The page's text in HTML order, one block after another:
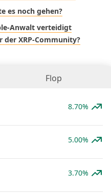
es noch gehen?
Anwalt verteidigt
der XRP-Community?
Flop
8.70%
5.00%
3.70%